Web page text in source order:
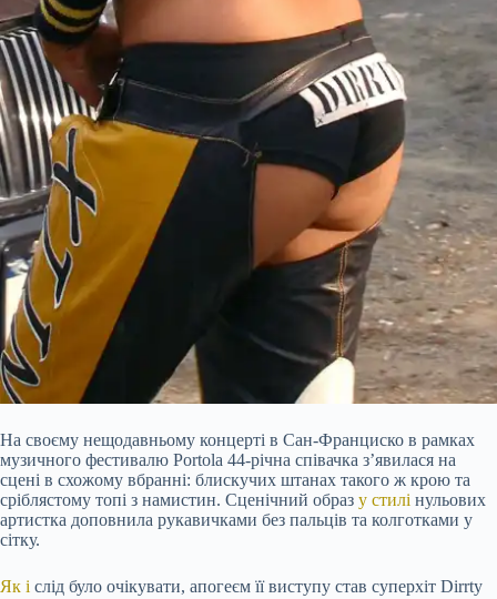
На своєму нещодавньому концерті в Сан-Франциско в рамках
музичного фестивалю Portola 44-річна співачка з’явилася на
сцені в схожому вбранні: блискучих штанах такого ж крою та
сріблястому топі з намистин. Сценічний образ у стилі нульових
артистка доповнила рукавичками без пальців та колготками у
сітку.
Як і слід було очікувати, апогеєм її виступу став суперхіт Dirrty